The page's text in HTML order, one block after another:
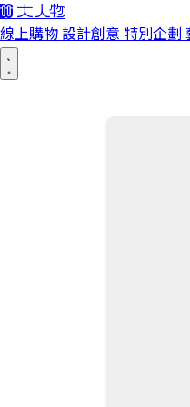
線上購物 設計創意 特別企劃